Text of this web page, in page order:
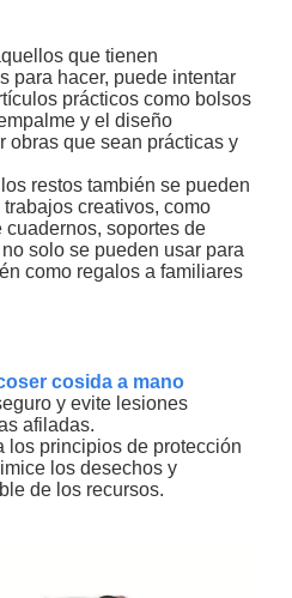
que tienen
para hacer, puede intentar
prácticos como bolsos
y el diseño
obras que sean prácticas y
restos también se pueden
creativos, como
cuadernos, soportes de
solo se pueden usar para
como regalos a familiares
cosida a mano
y evite lesiones
afiladas.
los principios de protección
los desechos y
de los recursos.